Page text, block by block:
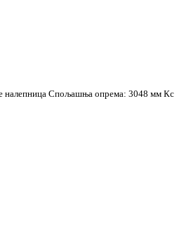
налепница Спољашња опрема: 3048 мм Кс